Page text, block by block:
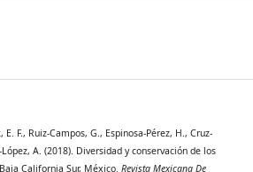
Zoogeography. McGraw-Hill,
473p.
nitens Garman, 1899, being a valid
lepturus Linnaeus, 1758
Journal of Ichthyology
F., Ruiz-Campos, G., Espinosa-Pérez, H., Cruz-
A. (2018). Diversidad y conservación de los
California Sur, México. Revista Mexicana De